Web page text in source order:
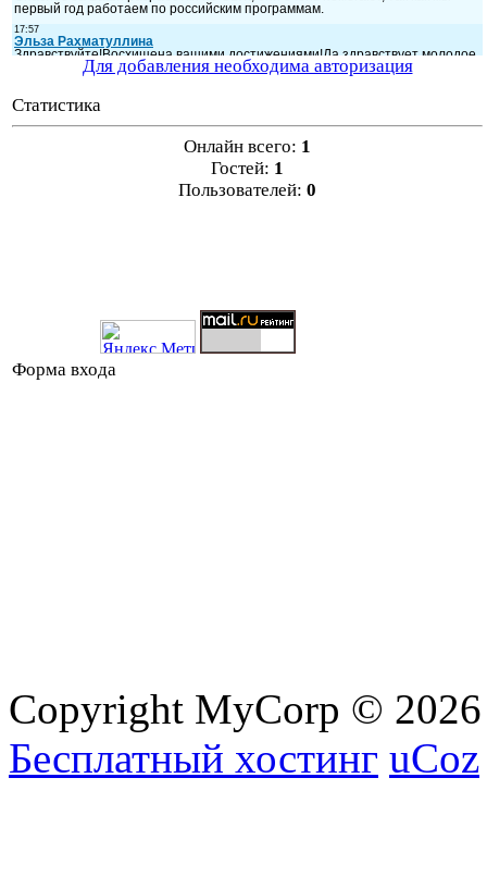
Для добавления необходима авторизация
Статистика
Онлайн всего: 1
Гостей: 1
Пользователей: 0
Форма входа
Copyright MyCorp © 2026
Бесплатный хостинг uCoz